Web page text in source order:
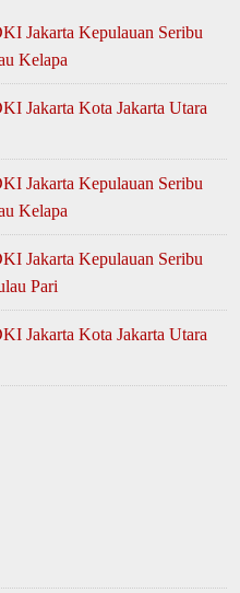
Jakarta Kepulauan Seribu
Kelapa
Jakarta Kota Jakarta Utara
Jakarta Kepulauan Seribu
Kelapa
Jakarta Kepulauan Seribu
Pari
Jakarta Kota Jakarta Utara